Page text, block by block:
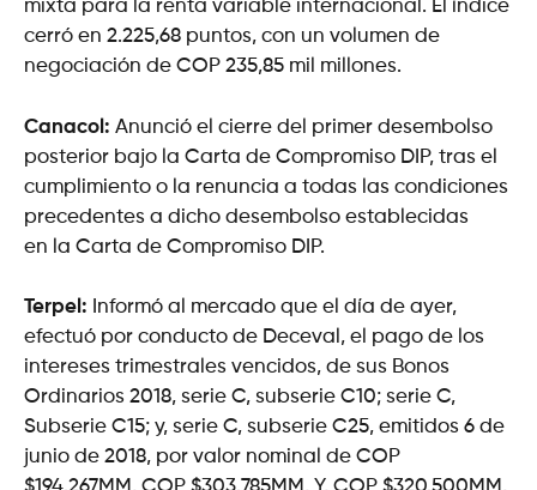
mixta para la renta variable internacional. El índice
cerró en 2.225,68 puntos, con un volumen de
negociación de COP 235,85 mil millones.
Canacol: Anunció el cierre del primer desembolso
posterior bajo la Carta de Compromiso DIP, tras el
cumplimiento o la renuncia a todas las condiciones
precedentes a dicho desembolso establecidas
en la Carta de Compromiso DIP.
Terpel: Informó al mercado que el día de ayer,
efectuó por conducto de Deceval, el pago de los
intereses trimestrales vencidos, de sus Bonos
Ordinarios 2018, serie C, subserie C10; serie C,
Subserie C15; y, serie C, subserie C25, emitidos 6 de
junio de 2018, por valor nominal de COP